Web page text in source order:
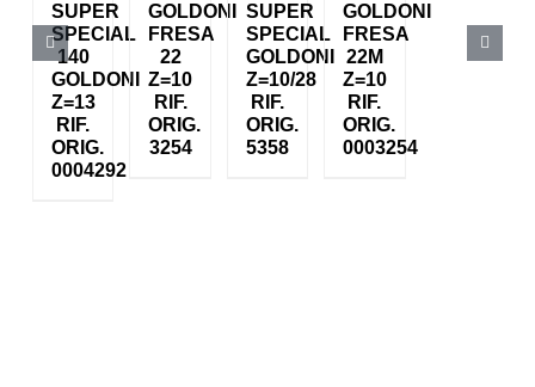
SUPER
SPECIAL
140
GOLDONI
Z=13
RIF.
ORIG.
0004292
GOLDONI
FRESA
22
Z=10
RIF.
ORIG.
3254
SUPER
SPECIAL
GOLDONI
Z=10/28
RIF.
ORIG.
5358
GOLDONI
FRESA
22M
Z=10
RIF.
ORIG.
0003254